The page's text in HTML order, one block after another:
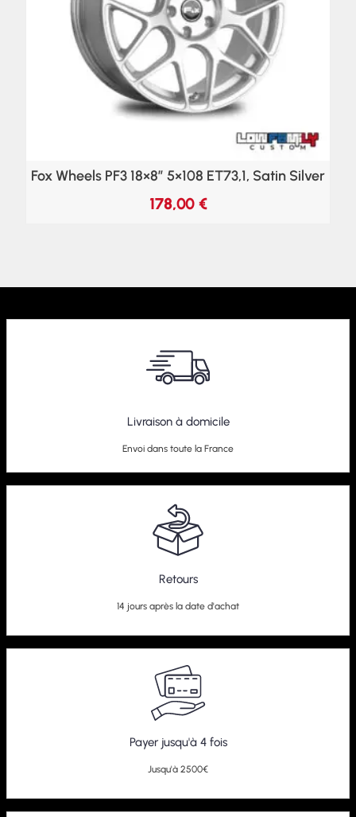
Fox Wheels PF3 18×8″ 5×108 ET73,1, Satin Silver
178,00 €
Livraison à domicile
Envoi dans toute la France
Retours
14 jours après la date d'achat
Payer jusqu'à 4 fois
Jusqu'à 2500€